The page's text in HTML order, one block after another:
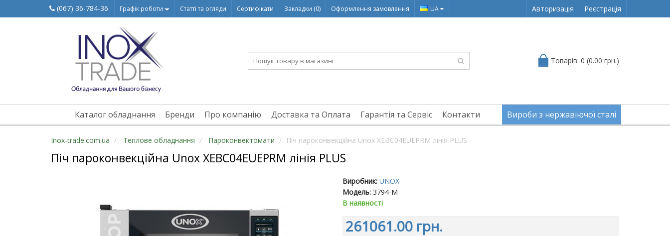
(067) 36-784-36 Графік роботи Статті та огляди Сертифікати Закладки (0) Оформлення замовлення UA Авторизація Реєстрація
Товарів: 0 (0.00 грн.)
Каталог обладнання Бренди Про компанію Доставка та Оплата Гарантія та Сервіс Контакти Вироби з нержавіючої сталі
Inox-trade.com.ua Теплове обладнання Пароконвектомати Піч пароконвекційна Unox XEBC04EUEPRM лінія PLUS
Піч пароконвекційна Unox XEBC04EUEPRM лінія PLUS
Виробник: UNOX
Модель: 3794-M
В наявності
261061.00 грн.